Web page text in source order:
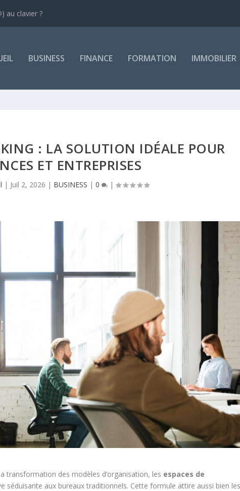
au clavier ?
BUSINESS FINANCE FORMATION IMMOBILIER
: LA SOLUTION IDÉALE POUR
ET ENTREPRISES
| Juil 2, 2026 | BUSINESS |0 |
transformation des modèles d’organisation, les espaces de
séduisante aux bureaux traditionnels. Cette formule attire aussi bien